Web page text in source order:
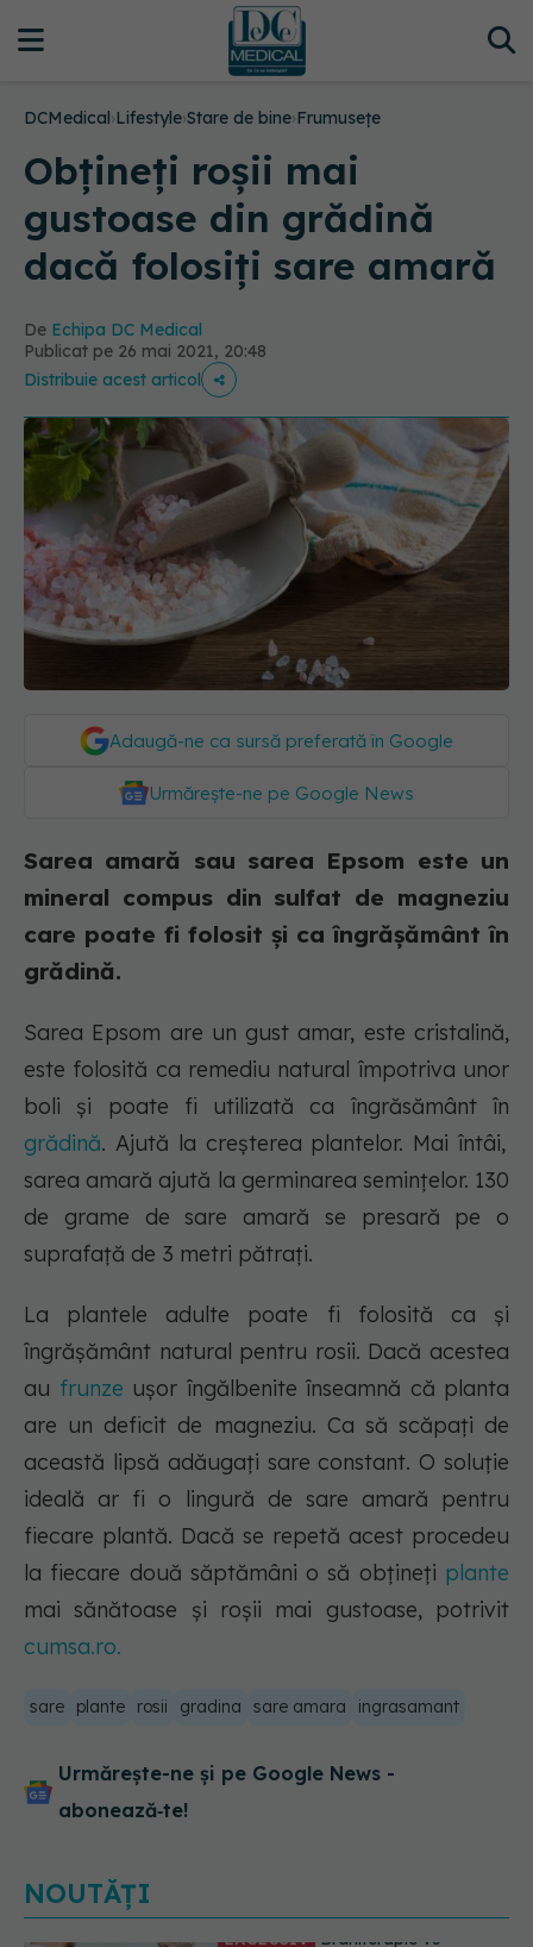
DCMedical›Lifestyle›Stare de bine›Frumusețe
Obțineți roșii mai
gustoase din grădină
dacă folosiți sare amară
De Echipa DC Medical
Publicat pe 26 mai 2021, 20:48
Distribuie acest articol
Adaugă-ne ca sursă preferată în Google
Urmărește-ne pe Google News
Sarea amară sau sarea Epsom este un
mineral compus din sulfat de magneziu
care poate fi folosit și ca îngrășământ în
grădină.
Sarea Epsom are un gust amar, este cristalină,
este folosită ca remediu natural împotriva unor
boli și poate fi utilizată ca îngrăsământ în
grădină. Ajută la creșterea plantelor. Mai întâi,
sarea amară ajută la germinarea semințelor. 130
de grame de sare amară se presară pe o
suprafață de 3 metri pătrați.
La plantele adulte poate fi folosită ca și
îngrășământ natural pentru rosii. Dacă acestea
au frunze ușor îngălbenite înseamnă că planta
are un deficit de magneziu. Ca să scăpați de
această lipsă adăugați sare constant. O soluție
ideală ar fi o lingură de sare amară pentru
fiecare plantă. Dacă se repetă acest procedeu
la fiecare două săptămâni o să obțineți plante
mai sănătoase și roșii mai gustoase, potrivit
cumsa.ro.
sare plante rosii gradina sare amara ingrasamant
Urmărește-ne și pe Google News -
abonează‑te!
NOUTĂȚI